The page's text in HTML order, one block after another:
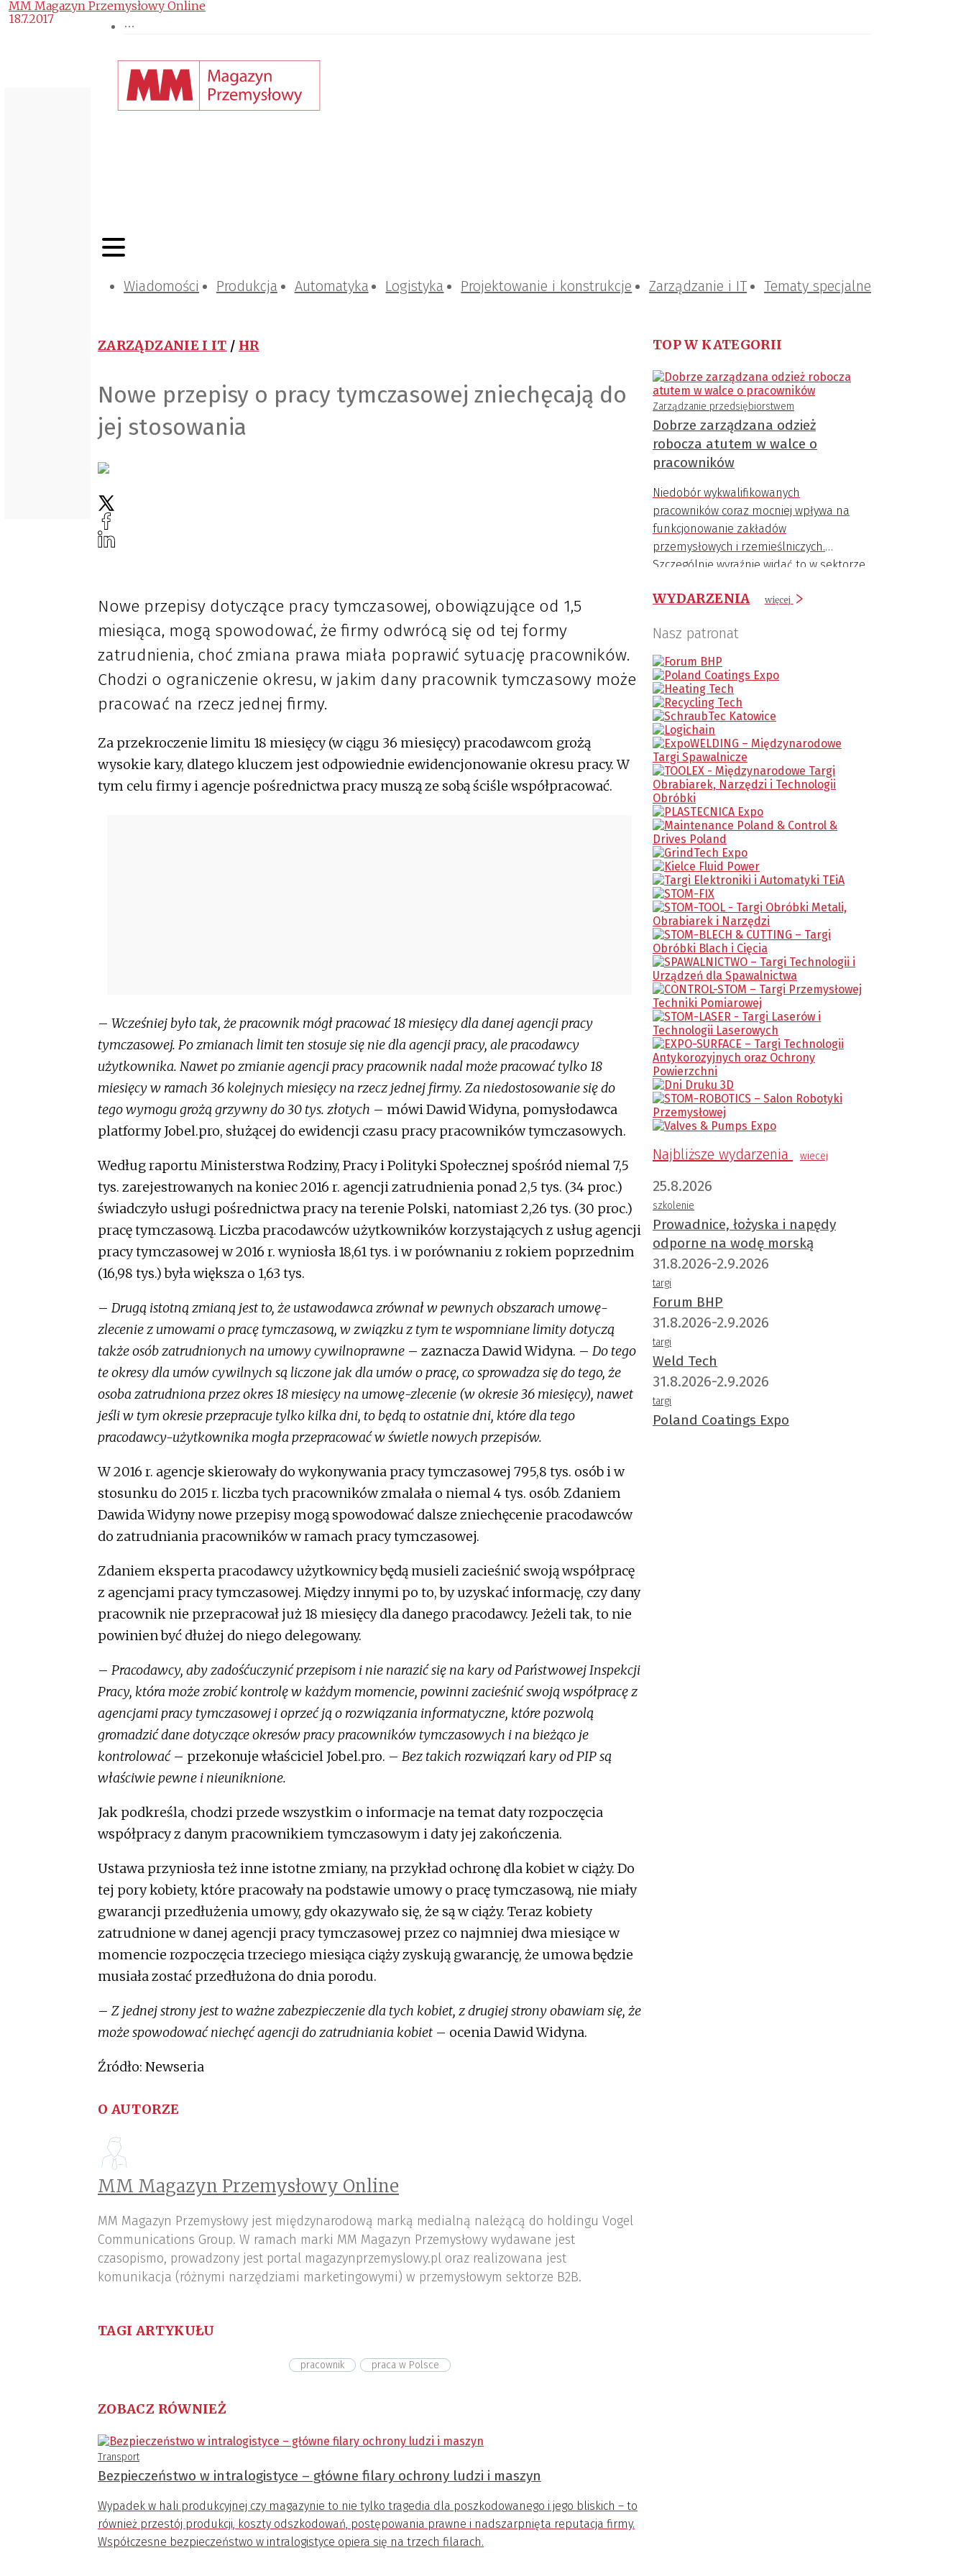
Wiadomości Produkcja Automatyka Logistyka Projektowanie i konstrukcje Zarządzanie i IT Tematy specjalne
ZARZĄDZANIE I IT / HR
Nowe przepisy o pracy tymczasowej zniechęcają do
jej stosowania
MM Magazyn Przemysłowy Online
18.7.2017
Nowe przepisy dotyczące pracy tymczasowej, obowiązujące od 1,5
miesiąca, mogą spowodować, że firmy odwrócą się od tej formy
zatrudnienia, choć zmiana prawa miała poprawić sytuację pracowników.
Chodzi o ograniczenie okresu, w jakim dany pracownik tymczasowy może
pracować na rzecz jednej firmy.
Za przekroczenie limitu 18 miesięcy (w ciągu 36 miesięcy) pracodawcom grożą
wysokie kary, dlatego kluczem jest odpowiednie ewidencjonowanie okresu pracy. W
tym celu firmy i agencje pośrednictwa pracy muszą ze sobą ściśle współpracować.
– Wcześniej było tak, że pracownik mógł pracować 18 miesięcy dla danej agencji pracy
tymczasowej. Po zmianach limit ten stosuje się nie dla agencji pracy, ale pracodawcy
użytkownika. Nawet po zmianie agencji pracy pracownik nadal może pracować tylko 18
miesięcy w ramach 36 kolejnych miesięcy na rzecz jednej firmy. Za niedostosowanie się do
tego wymogu grożą grzywny do 30 tys. złotych – mówi Dawid Widyna, pomysłodawca
platformy Jobel.pro, służącej do ewidencji czasu pracy pracowników tymczasowych.
Według raportu Ministerstwa Rodziny, Pracy i Polityki Społecznej spośród niemal 7,5
tys. zarejestrowanych na koniec 2016 r. agencji zatrudnienia ponad 2,5 tys. (34 proc.)
świadczyło usługi pośrednictwa pracy na terenie Polski, natomiast 2,26 tys. (30 proc.)
pracę tymczasową. Liczba pracodawców użytkowników korzystających z usług agencji
pracy tymczasowej w 2016 r. wyniosła 18,61 tys. i w porównaniu z rokiem poprzednim
(16,98 tys.) była większa o 1,63 tys.
– Drugą istotną zmianą jest to, że ustawodawca zrównał w pewnych obszarach umowę-
zlecenie z umowami o pracę tymczasową, w związku z tym te wspomniane limity dotyczą
także osób zatrudnionych na umowy cywilnoprawne – zaznacza Dawid Widyna. – Do tego
te okresy dla umów cywilnych są liczone jak dla umów o pracę, co sprowadza się do tego, że
osoba zatrudniona przez okres 18 miesięcy na umowę-zlecenie (w okresie 36 miesięcy), nawet
jeśli w tym okresie przepracuje tylko kilka dni, to będą to ostatnie dni, które dla tego
pracodawcy-użytkownika mogła przepracować w świetle nowych przepisów.
W 2016 r. agencje skierowały do wykonywania pracy tymczasowej 795,8 tys. osób i w
stosunku do 2015 r. liczba tych pracowników zmalała o niemal 4 tys. osób. Zdaniem
Dawida Widyny nowe przepisy mogą spowodować dalsze zniechęcenie pracodawców
do zatrudniania pracowników w ramach pracy tymczasowej.
Zdaniem eksperta pracodawcy użytkownicy będą musieli zacieśnić swoją współpracę
z agencjami pracy tymczasowej. Między innymi po to, by uzyskać informację, czy dany
pracownik nie przepracował już 18 miesięcy dla danego pracodawcy. Jeżeli tak, to nie
powinien być dłużej do niego delegowany.
– Pracodawcy, aby zadośćuczynić przepisom i nie narazić się na kary od Państwowej Inspekcji
Pracy, która może zrobić kontrolę w każdym momencie, powinni zacieśnić swoją współpracę z
agencjami pracy tymczasowej i oprzeć ją o rozwiązania informatyczne, które pozwolą
gromadzić dane dotyczące okresów pracy pracowników tymczasowych i na bieżąco je
kontrolować– przekonuje właściciel Jobel.pro. – Bez takich rozwiązań kary od PIP są
właściwie pewne i nieuniknione.
Jak podkreśla, chodzi przede wszystkim o informacje na temat daty rozpoczęcia
współpracy z danym pracownikiem tymczasowym i daty jej zakończenia.
Ustawa przyniosła też inne istotne zmiany, na przykład ochronę dla kobiet w ciąży. Do
tej pory kobiety, które pracowały na podstawie umowy o pracę tymczasową, nie miały
gwarancji przedłużenia umowy, gdy okazywało się, że są w ciąży. Teraz kobiety
zatrudnione w danej agencji pracy tymczasowej przez co najmniej dwa miesiące w
momencie rozpoczęcia trzeciego miesiąca ciąży zyskują gwarancję, że umowa będzie
musiała zostać przedłużona do dnia porodu.
– Z jednej strony jest to ważne zabezpieczenie dla tych kobiet, z drugiej strony obawiam się, że
może spowodować niechęć agencji do zatrudniania kobiet – ocenia Dawid Widyna.
Źródło: Newseria
O AUTORZE
MM Magazyn Przemysłowy Online
MM Magazyn Przemysłowy jest międzynarodową marką medialną należącą do holdingu Vogel
Communications Group. W ramach marki MM Magazyn Przemysłowy wydawane jest
czasopismo, prowadzony jest portal magazynprzemyslowy.pl oraz realizowana jest
komunikacja (różnymi narzędziami marketingowymi) w przemysłowym sektorze B2B.
TAGI ARTYKUŁU
pracownik praca w Polsce
ZOBACZ RÓWNIEŻ
Transport
Bezpieczeństwo w intralogistyce – główne filary ochrony ludzi i maszyn
Wypadek w hali produkcyjnej czy magazynie to nie tylko tragedia dla poszkodowanego i jego bliskich – to
również przestój produkcji, koszty odszkodowań, postępowania prawne i nadszarpnięta reputacja firmy.
Współczesne bezpieczeństwo w intralogistyce opiera się na trzech filarach.
TOP W KATEGORII
Zarządzanie przedsiębiorstwem
Dobrze zarządzana odzież
robocza atutem w walce o
pracowników
Niedobór wykwalifikowanych
pracowników coraz mocniej wpływa na
funkcjonowanie zakładów
przemysłowych i rzemieślniczych.
Szczególnie wyraźnie widać to w sektorze
zawodów z brakami kadrowymi dotyczy
jest zresztą szerszy – w całej Europie
popyt na specjalistów nadal znacznie
przewyższa podaż.
WYDARZENIA więcej
Nasz patronat
Najbliższe wydarzenia wiecej
25.8.2026
szkolenie
Prowadnice, łożyska i napędy
odporne na wodę morską
31.8.2026-2.9.2026
targi
Forum BHP
31.8.2026-2.9.2026
targi
Weld Tech
31.8.2026-2.9.2026
targi
Poland Coatings Expo